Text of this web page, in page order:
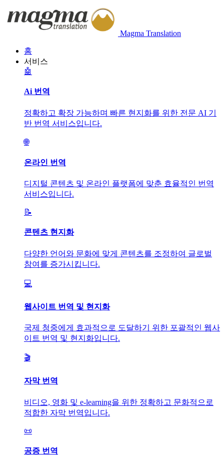
Magma Translation
홈
서비스
🤖
Ai 번역
정확하고 확장 가능하며 빠른 현지화를 위한 전문 AI 기
반 번역 서비스입니다.
🌐
온라인 번역
디지털 콘텐츠 및 온라인 플랫폼에 맞춘 효율적인 번역
서비스입니다.
📝
콘텐츠 현지화
다양한 언어와 문화에 맞게 콘텐츠를 조정하여 글로벌
참여를 증가시킵니다.
💻
웹사이트 번역 및 현지화
국제 청중에게 효과적으로 도달하기 위한 포괄적인 웹사
이트 번역 및 현지화입니다.
🎬
자막 번역
비디오, 영화 및 e-learning을 위한 정확하고 문화적으로
적합한 자막 번역입니다.
📜
공증 번역